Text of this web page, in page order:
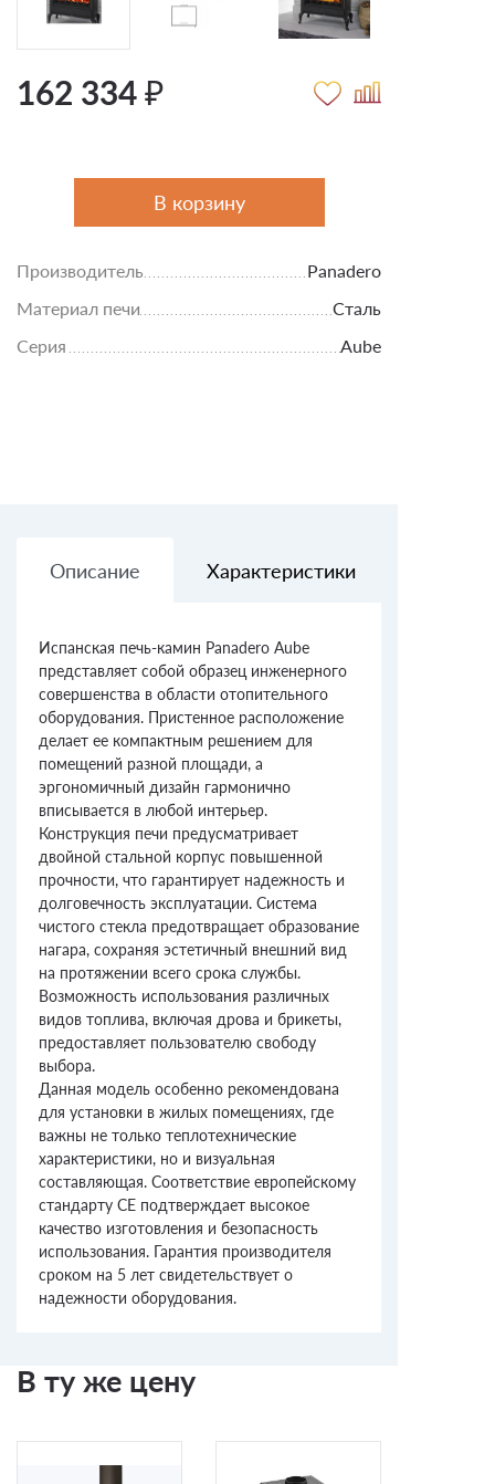
162 334 ₽
В корзину
Производитель
Panadero
Материал печи
Сталь
Серия
Aube
Описание Характеристики
Испанская печь-камин Panadero Aube
представляет собой образец инженерного
совершенства в области отопительного
оборудования. Пристенное расположение
делает ее компактным решением для
помещений разной площади, а
эргономичный дизайн гармонично
вписывается в любой интерьер.
Конструкция печи предусматривает
двойной стальной корпус повышенной
прочности, что гарантирует надежность и
долговечность эксплуатации. Система
чистого стекла предотвращает образование
нагара, сохраняя эстетичный внешний вид
на протяжении всего срока службы.
Возможность использования различных
видов топлива, включая дрова и брикеты,
предоставляет пользователю свободу
выбора.
Данная модель особенно рекомендована
для установки в жилых помещениях, где
важны не только теплотехнические
характеристики, но и визуальная
составляющая. Соответствие европейскому
стандарту CE подтверждает высокое
качество изготовления и безопасность
использования. Гарантия производителя
сроком на 5 лет свидетельствует о
надежности оборудования.
В ту же цену